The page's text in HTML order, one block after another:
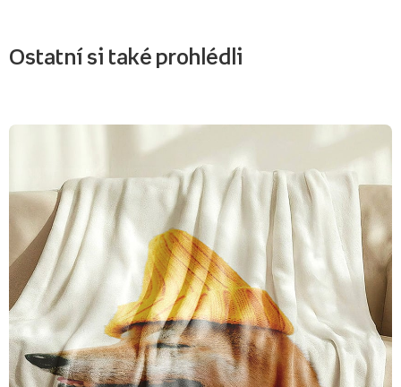
Ostatní si také prohlédli